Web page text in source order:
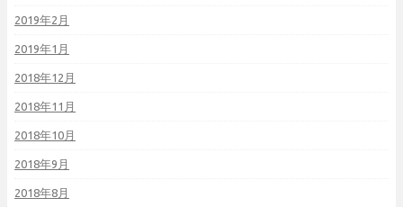
2019年2月
2019年1月
2018年12月
2018年11月
2018年10月
2018年9月
2018年8月